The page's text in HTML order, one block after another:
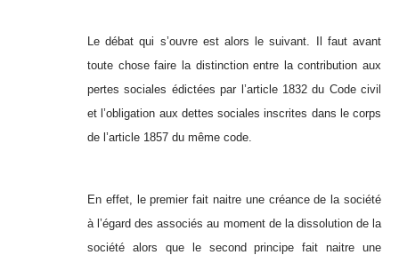
Le débat qui s’ouvre est alors le suivant. Il faut avant
toute chose faire la distinction entre la contribution aux
pertes sociales édictées par l’article 1832 du Code civil
et l’obligation aux dettes sociales inscrites dans le corps
de l’article 1857 du même code.
En effet, le premier fait naitre une créance de la société
à l’égard des associés au moment de la dissolution de la
société alors que le second principe fait naitre une